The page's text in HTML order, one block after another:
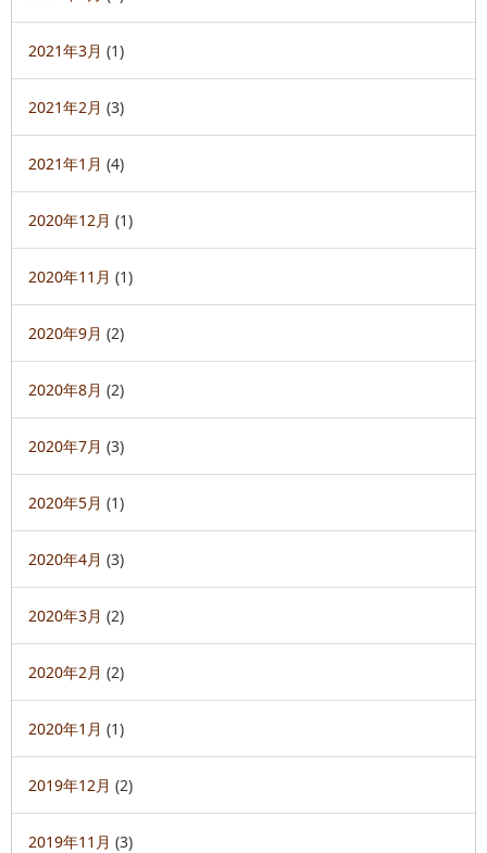
2021年3月 (1)
2021年2月 (3)
2021年1月 (4)
2020年12月 (1)
2020年11月 (1)
2020年9月 (2)
2020年8月 (2)
2020年7月 (3)
2020年5月 (1)
2020年4月 (3)
2020年3月 (2)
2020年2月 (2)
2020年1月 (1)
2019年12月 (2)
2019年11月 (3)